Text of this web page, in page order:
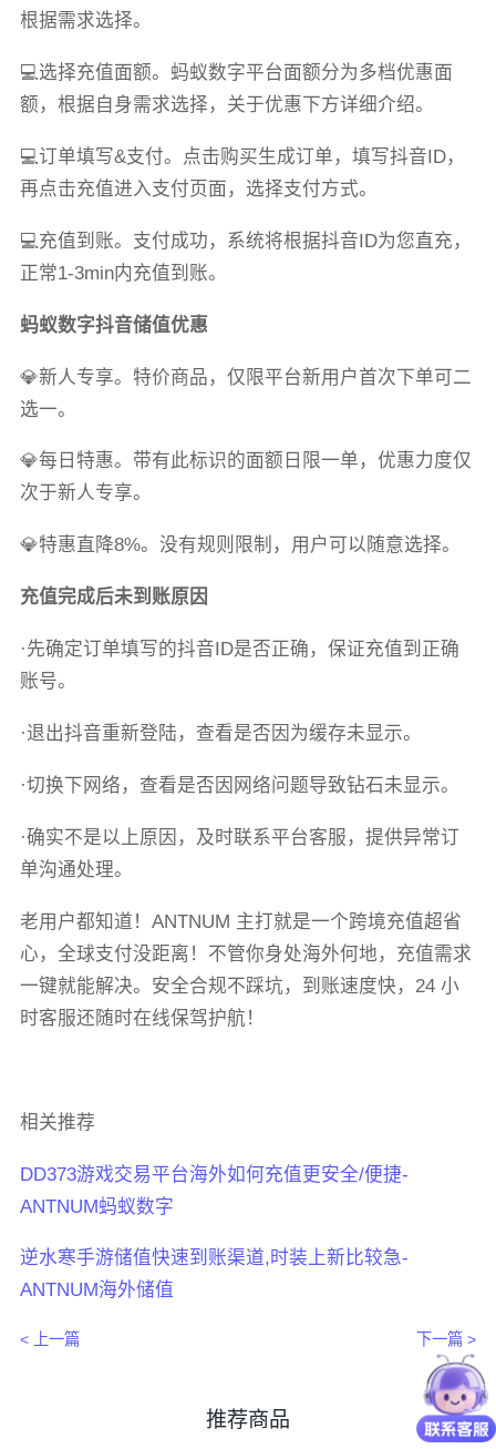
根据需求选择。
💻选择充值面额。蚂蚁数字平台面额分为多档优惠面
额，根据自身需求选择，关于优惠下方详细介绍。
💻订单填写&支付。点击购买生成订单，填写抖音ID，
再点击充值进入支付页面，选择支付方式。
💻充值到账。支付成功，系统将根据抖音ID为您直充，
正常1-3min内充值到账。
蚂蚁数字抖音储值优惠
💎新人专享。特价商品，仅限平台新用户首次下单可二
选一。
💎每日特惠。带有此标识的面额日限一单，优惠力度仅
次于新人专享。
💎特惠直降8%。没有规则限制，用户可以随意选择。
充值完成后未到账原因
·先确定订单填写的抖音ID是否正确，保证充值到正确
账号。
·退出抖音重新登陆，查看是否因为缓存未显示。
·切换下网络，查看是否因网络问题导致钻石未显示。
·确实不是以上原因，及时联系平台客服，提供异常订
单沟通处理。
老用户都知道！ANTNUM 主打就是一个跨境充值超省
心，全球支付没距离！不管你身处海外何地，充值需求
一键就能解决。安全合规不踩坑，到账速度快，24 小
时客服还随时在线保驾护航！
相关推荐
DD373游戏交易平台海外如何充值更安全/便捷-
ANTNUM蚂蚁数字
逆水寒手游储值快速到账渠道,时装上新比较急-
ANTNUM海外储值
< 上一篇 下一篇 >
推荐商品